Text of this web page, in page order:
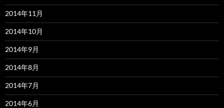
2014年11月
2014年10月
2014年9月
2014年8月
2014年7月
2014年6月